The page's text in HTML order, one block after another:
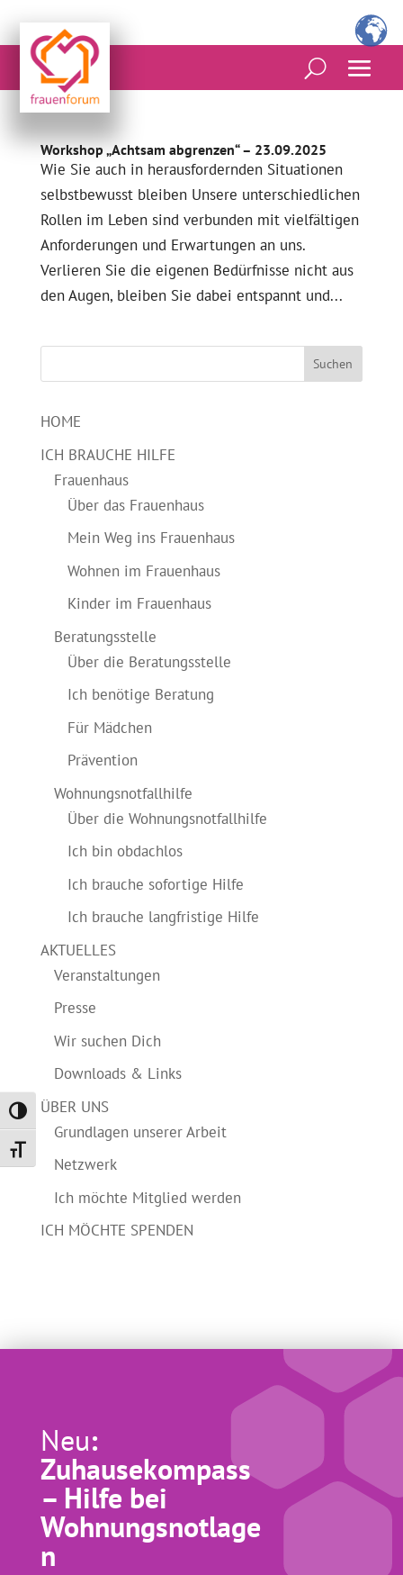
Umschalten auf hohe Kontraste
Schrift vergrößern
Workshop „Achtsam abgrenzen“ – 23.09.2025
Wie Sie auch in herausfordernden Situationen
selbstbewusst bleiben Unsere unterschiedlichen
Rollen im Leben sind verbunden mit vielfältigen
Anforderungen und Erwartungen an uns.
Verlieren Sie die eigenen Bedürfnisse nicht aus
den Augen, bleiben Sie dabei entspannt und...
Suchen
HOME
ICH BRAUCHE HILFE
Frauenhaus
Über das Frauenhaus
Mein Weg ins Frauenhaus
Wohnen im Frauenhaus
Kinder im Frauenhaus
Beratungsstelle
Über die Beratungsstelle
Ich benötige Beratung
Für Mädchen
Prävention
Wohnungsnotfallhilfe
Über die Wohnungsnotfallhilfe
Ich bin obdachlos
Ich brauche sofortige Hilfe
Ich brauche langfristige Hilfe
AKTUELLES
Veranstaltungen
Presse
Wir suchen Dich
Downloads & Links
ÜBER UNS
Grundlagen unserer Arbeit
Netzwerk
Ich möchte Mitglied werden
ICH MÖCHTE SPENDEN
Neu:
Zuhausekompass
– Hilfe bei
Wohnungsnotlage
n